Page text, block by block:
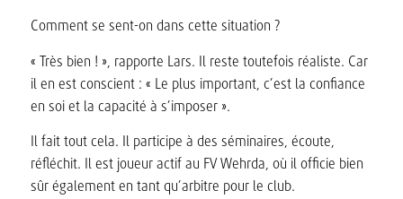
Comment se sent-on dans cette situation ?
« Très bien ! », rapporte Lars. Il reste toutefois réaliste. Car
il en est conscient : « Le plus important, c’est la confiance
en soi et la capacité à s’imposer ».
Il fait tout cela. Il participe à des séminaires, écoute,
réfléchit. Il est joueur actif au FV Wehrda, où il officie bien
sûr également en tant qu’arbitre pour le club.